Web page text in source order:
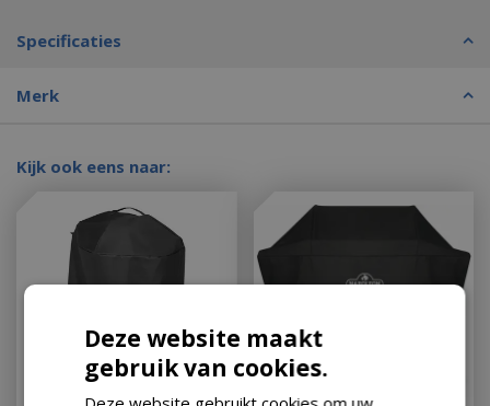
Specificaties
Merk
Kijk ook eens naar:
Deze website maakt
gebruik van cookies.